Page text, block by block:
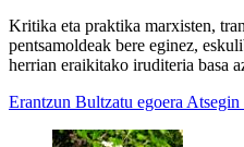
Kritika eta praktika marxisten,
pentsamoldeak bere eginez,
herrian eraikitako iruditeria basa
Erantzun Bultzatu egoera Atsegin